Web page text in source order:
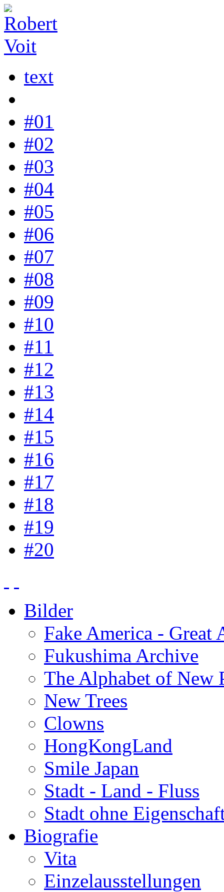
text
#01
#02
#03
#04
#05
#06
#07
#08
#09
#10
#11
#12
#13
#14
#15
#16
#17
#18
#19
#20
Bilder
Fake America - Great
Fukushima Archive
The Alphabet of New
New Trees
Clowns
HongKongLand
Smile Japan
Stadt - Land - Fluss
Stadt ohne
Biografie
Vita
Einzelausstellungen